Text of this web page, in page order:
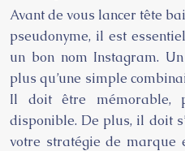
Avant de vous lancer tête
pseudonyme, il est
un bon nom Instagram.
plus qu’une simple
Il doit être mémorable,
disponible. De plus, il doit
votre stratégie de marque